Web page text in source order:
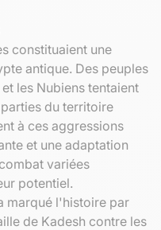
constituaient une
antique. Des peuples
les Nubiens tentaient
du territoire
à ces aggressions
et une adaptation
variées
potentiel.
marqué l'histoire par
de Kadesh contre les